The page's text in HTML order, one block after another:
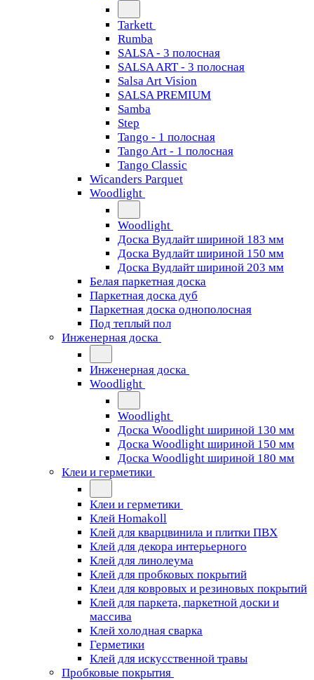
Tarkett
Rumba
SALSA - 3 полосная
SALSA ART - 3 полосная
Salsa Art Vision
SALSA PREMIUM
Samba
Step
Tango - 1 полосная
Tango Art - 1 полосная
Tango Classiс
Wicanders Parquet
Woodlight
Woodlight
Доска Вудлайт шириной 183 мм
Доска Вудлайт шириной 150 мм
Доска Вудлайт шириной 203 мм
Белая паркетная доска
Паркетная доска дуб
Паркетная доска однополосная
Под теплый пол
Инженерная доска
Инженерная доска
Woodlight
Woodlight
Доска Woodlight шириной 130 мм
Доска Woodlight шириной 150 мм
Доска Woodlight шириной 180 мм
Клеи и герметики
Клеи и герметики
Клей Homakoll
Клей для кварцвинила и плитки ПВХ
Клей для декора интерьерного
Клей для линолеума
Клей для пробковых покрытий
Клеи для ковровых и резиновых покрытий
Клей для паркета, паркетной доски и
массива
Клей холодная сварка
Герметики
Клей для искусственной травы
Пробковые покрытия